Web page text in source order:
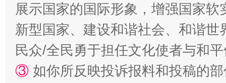
展示国家的国际形象，增强国家
新型国家、建设和谐社会、和谐
民众/全民勇于担任文化使者与和
③ 如你所反映投诉报料和投稿的